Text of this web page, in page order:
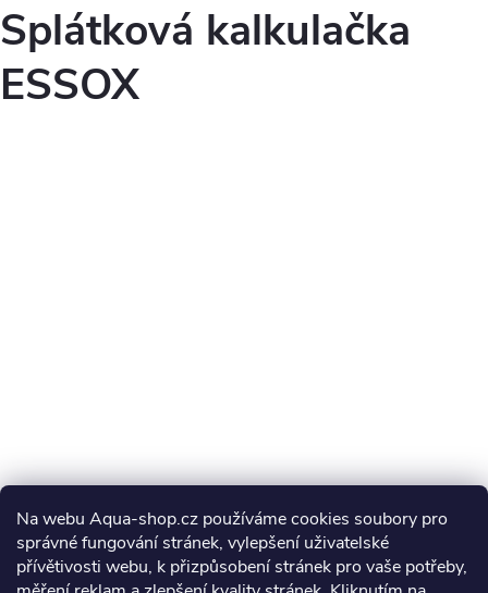
Na webu Aqua-shop.cz používáme cookies soubory pro
správné fungování stránek, vylepšení uživatelské
přívětivosti webu, k přizpůsobení stránek pro vaše potřeby,
Splátková kalkulačka
ESSOX